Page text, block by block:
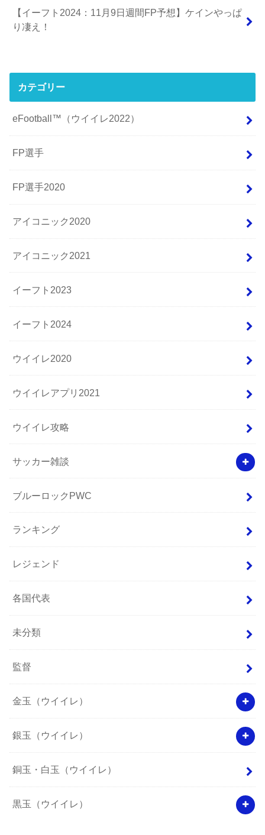
【イーフト2024：11月9日週間FP予想】ケインやっぱ
り凄え！
カテゴリー
eFootball™（ウイイレ2022）
FP選手
FP選手2020
アイコニック2020
アイコニック2021
イーフト2023
イーフト2024
ウイイレ2020
ウイイレアプリ2021
ウイイレ攻略
サッカー雑談
ブルーロックPWC
ランキング
レジェンド
各国代表
未分類
監督
金玉（ウイイレ）
銀玉（ウイイレ）
銅玉・白玉（ウイイレ）
黒玉（ウイイレ）